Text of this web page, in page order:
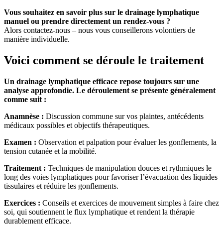
Vous souhaitez en savoir plus sur le drainage lymphatique
manuel ou prendre directement un rendez-vous ?
Alors contactez-nous – nous vous conseillerons volontiers de
manière individuelle.
Voici comment se déroule le traitement
Un drainage lymphatique efficace repose toujours sur une
analyse approfondie. Le déroulement se présente généralement
comme suit :
Anamnèse : Discussion commune sur vos plaintes, antécédents
médicaux possibles et objectifs thérapeutiques.
Examen : Observation et palpation pour évaluer les gonflements, la
tension cutanée et la mobilité.
Traitement : Techniques de manipulation douces et rythmiques le
long des voies lymphatiques pour favoriser l’évacuation des liquides
tissulaires et réduire les gonflements.
Exercices : Conseils et exercices de mouvement simples à faire chez
soi, qui soutiennent le flux lymphatique et rendent la thérapie
durablement efficace.